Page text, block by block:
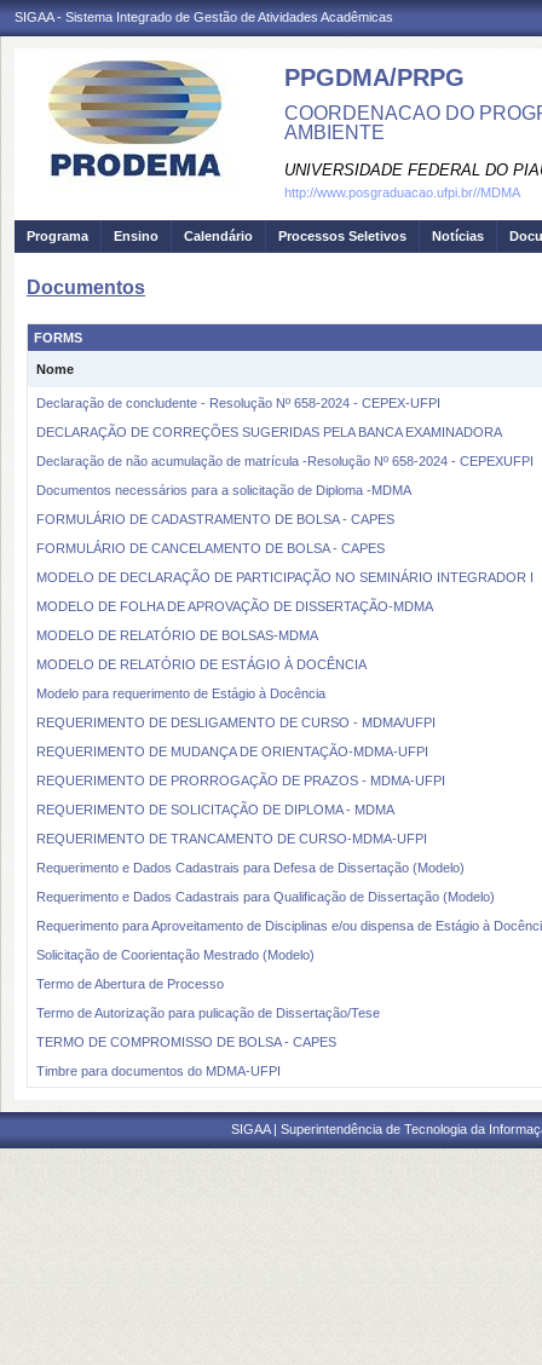
SIGAA - Sistema Integrado de Gestão de Atividades Acadêmicas
PPGDMA/PRPG
COORDENACAO DO
AMBIENTE
UNIVERSIDADE FEDERAL DO
http://www.posgraduacao.ufpi.br//MDMA
Programa Ensino Calendário Processos Seletivos Notícias
Documentos
FORMS
Nome
Declaração de concludente - Resolução Nº 658-2024 - CEPEX-UFPI
DECLARAÇÃO DE CORREÇÕES SUGERIDAS PELA BANCA EXAMINADORA
Declaração de não acumulação de matrícula -Resolução Nº 658-2024 - CEPEXUFPI
Documentos necessários para a solicitação de Diploma -MDMA
FORMULÁRIO DE CADASTRAMENTO DE BOLSA - CAPES
FORMULÁRIO DE CANCELAMENTO DE BOLSA - CAPES
MODELO DE DECLARAÇÃO DE PARTICIPAÇÃO NO SEMINÁRIO INTEGRADOR I
MODELO DE FOLHA DE APROVAÇÃO DE DISSERTAÇÃO-MDMA
MODELO DE RELATÓRIO DE BOLSAS-MDMA
MODELO DE RELATÓRIO DE ESTÁGIO À DOCÊNCIA
Modelo para requerimento de Estágio à Docência
REQUERIMENTO DE DESLIGAMENTO DE CURSO - MDMA/UFPI
REQUERIMENTO DE MUDANÇA DE ORIENTAÇÃO-MDMA-UFPI
REQUERIMENTO DE PRORROGAÇÃO DE PRAZOS - MDMA-UFPI
REQUERIMENTO DE SOLICITAÇÃO DE DIPLOMA - MDMA
REQUERIMENTO DE TRANCAMENTO DE CURSO-MDMA-UFPI
Requerimento e Dados Cadastrais para Defesa de Dissertação (Modelo)
Requerimento e Dados Cadastrais para Qualificação de Dissertação (Modelo)
Requerimento para Aproveitamento de Disciplinas e/ou dispensa de Estágio à
Solicitação de Coorientação Mestrado (Modelo)
Termo de Abertura de Processo
Termo de Autorização para pulicação de Dissertação/Tese
TERMO DE COMPROMISSO DE BOLSA - CAPES
Timbre para documentos do MDMA-UFPI
SIGAA | Superintendência de Tecnologia da